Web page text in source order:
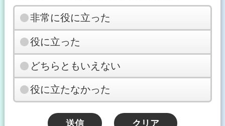
非常に役に立った
役に立った
どちらともいえない
役に立たなかった